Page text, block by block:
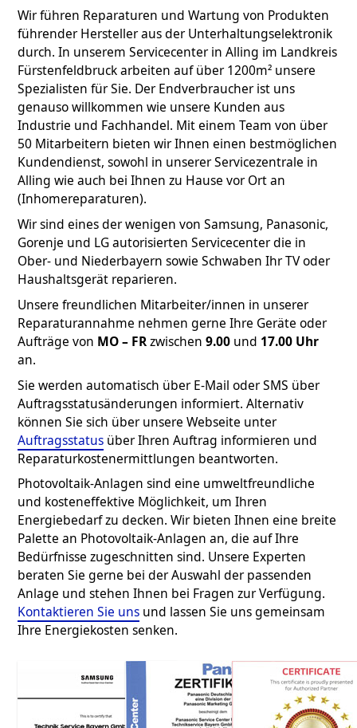
Wir führen Reparaturen und Wartung von Produkten
führender Hersteller aus der Unterhaltungselektronik
durch. In unserem Servicecenter in Alling im Landkreis
Fürstenfeldbruck arbeiten auf über 1200m² unsere
Spezialisten für Sie. Der Endverbraucher ist uns
genauso willkommen wie unsere Kunden aus
Industrie und Fachhandel. Mit einem Team von über
50 Mitarbeitern bieten wir Ihnen einen bestmöglichen
Kundendienst, sowohl in unserer Servicezentrale in
Alling wie auch bei Ihnen zu Hause vor Ort an
(Inhomereparaturen).
Wir sind eines der wenigen von Samsung, Panasonic,
Gorenje und LG autorisierten Servicecenter die in
Ober- und Niederbayern sowie Schwaben Ihr TV oder
Haushaltsgerät reparieren.
Unsere freundlichen Mitarbeiter/innen in unserer
Reparaturannahme nehmen gerne Ihre Geräte oder
Aufträge von MO – FRzwischen9.00 und 17.00 Uhr
an.
Sie werden automatisch über E-Mail oder SMS über
Auftragsstatusänderungen informiert. Alternativ
können Sie sich über unsere Webseite unter
Auftragsstatus über Ihren Auftrag informieren und
Reparaturkostenermittlungen beantworten.
Photovoltaik-Anlagen sind eine umweltfreundliche
und kosteneffektive Möglichkeit, um Ihren
Energiebedarf zu decken. Wir bieten Ihnen eine breite
Palette an Photovoltaik-Anlagen an, die auf Ihre
Bedürfnisse zugeschnitten sind. Unsere Experten
beraten Sie gerne bei der Auswahl der passenden
Anlage und stehen Ihnen bei Fragen zur Verfügung.
Kontaktieren Sie uns und lassen Sie uns gemeinsam
Ihre Energiekosten senken.